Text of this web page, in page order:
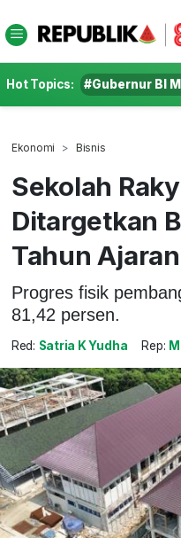
Hot Topics: #Gubernur BI
Ekonomi Bisnis
Sekolah
Ditargetkan
Tahun
Progres fisik
81,42 persen.
Red: Satria K Yudha Rep: